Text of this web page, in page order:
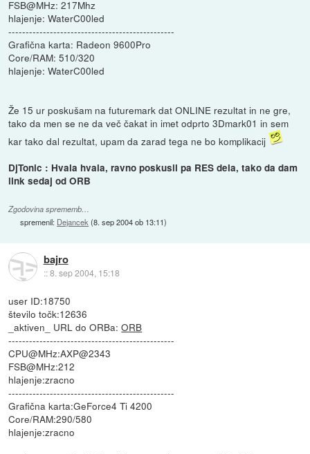
FSB@MHz: 217Mhz
hlajenje: WaterC00led
------------------------------------------------
Grafična karta: Radeon 9600Pro
Core/RAM: 510/320
hlajenje: WaterC00led
Že 15 ur poskušam na futuremark dat ONLINE rezultat in ne gre,
tako da men se ne da več čakat in imet odprto 3Dmark01 in sem
kar tako dal rezultat, upam da zarad tega ne bo komplikacij
DjTonic : Hvala hvala, ravno poskusil pa RES dela, tako da dam
link sedaj od ORB
Zgodovina sprememb…
spremenil: Dejancek (8. sep 2004 ob 13:11)
bajro
::8. sep 2004, 15:18
user ID:18750
število točk:12636
_aktiven_ URL do ORBa:ORB
------------------------------------------------
CPU@MHz:AXP@2343
FSB@MHz:212
hlajenje:zracno
------------------------------------------------
Grafična karta:GeForce4 Ti 4200
Core/RAM:290/580
hlajenje:zracno